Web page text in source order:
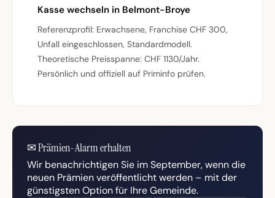
Kasse wechseln in Belmont-Broye
Referenzprofil: Erwachsene, Franchise CHF 300,
Unfall eingeschlossen, Standardmodell.
Theoretische Preisspanne: CHF 1130/Jahr.
Persönlich und offiziell auf Priminfo prüfen.
✉Prämien-Alarm erhalten
Wir benachrichtigen Sie im September, wenn die
neuen Prämien veröffentlicht werden – mit der
günstigsten Option für Ihre Gemeinde.